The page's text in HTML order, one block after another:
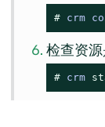
# crm
检查资源
# crm